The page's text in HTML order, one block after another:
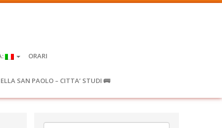
ORARI
SAN PAOLO – CITTA’ STUDI 🚌